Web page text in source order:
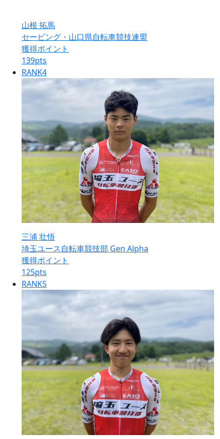
山根 拓馬
セービング・山口県自転車競技連盟
獲得ポイント
139pts
RANK4
三浦 壮悟
埼玉ユース自転車競技部 Gen Alpha
獲得ポイント
125pts
RANK5